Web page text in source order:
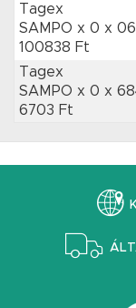
Tagex
SAMPO x 0 x
100838 Ft
Tagex
SAMPO x 0 x
6703 Ft